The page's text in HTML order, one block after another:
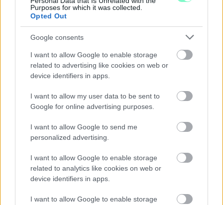
Purposes for which it was collected.
Opted Out
Google consents
I want to allow Google to enable storage
related to advertising like cookies on web or
device identifiers in apps.
I want to allow my user data to be sent to
Google for online advertising purposes.
I want to allow Google to send me
personalized advertising.
I want to allow Google to enable storage
related to analytics like cookies on web or
device identifiers in apps.
I want to allow Google to enable storage
NŐVERŐ SZOMBATHELYI FÉRFI ELLEN EMELT
VÁDAT AZ ÜGYÉSZSÉG